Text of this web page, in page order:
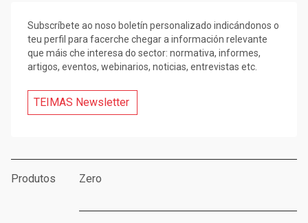
Subscríbete ao noso boletín personalizado indicándonos o
teu perfil para facerche chegar a información relevante
que máis che interesa do sector: normativa, informes,
artigos, eventos, webinarios, noticias, entrevistas etc.
TEIMAS Newsletter
Produtos Zero